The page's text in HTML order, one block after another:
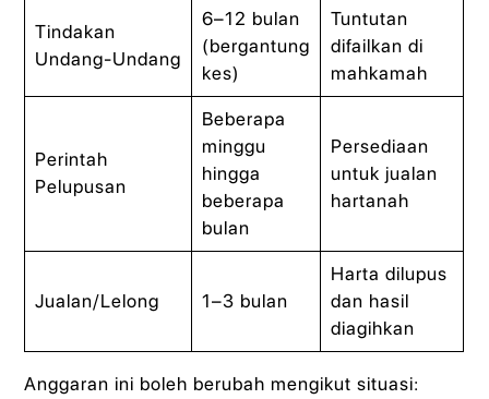
Tindakan
Undang‑Undang
6–12 bulan
(bergantung
kes)
Tuntutan
difailkan di
mahkamah
Perintah
Pelupusan
Beberapa
minggu
hingga
beberapa
bulan
Persediaan
untuk jualan
hartanah
Jualan/Lelong 1–3 bulan
Harta dilupus
dan hasil
diagihkan
Anggaran ini boleh berubah mengikut situasi: